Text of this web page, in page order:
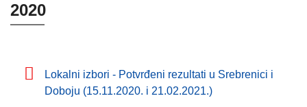
2020
Lokalni izbori - Potvrđeni rezultati u Srebrenici i
Doboju (15.11.2020. i 21.02.2021.)